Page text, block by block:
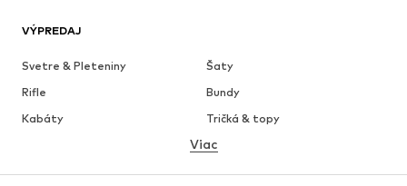
VÝPREDAJ
Svetre & Pleteniny
Šaty
Rifle
Bundy
Kabáty
Tričká & topy
Bielizeň
Sukne
Blúzky & tuniky
Viac